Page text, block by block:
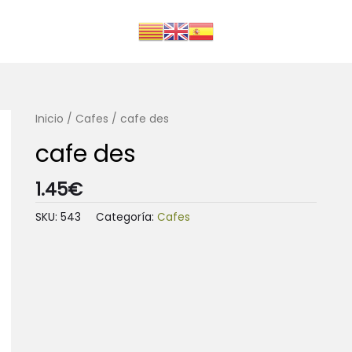
Inicio / Cafes / cafe des
cafe des
1.45€
SKU: 543 Categoría: Cafes